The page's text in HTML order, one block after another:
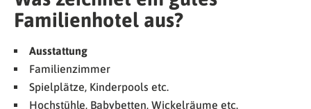
Familienhotel aus?
Ausstattung
Familienzimmer
Spielplätze, Kinderpools etc.
Hochstühle, Babybetten, Wickelräume etc.